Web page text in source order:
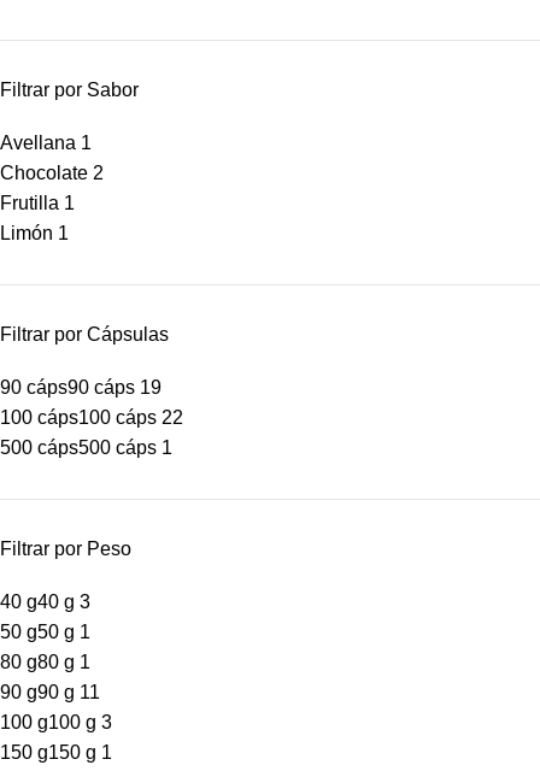
Filtrar por Sabor
Avellana 1
Chocolate 2
Frutilla 1
Limón 1
Filtrar por Cápsulas
90 cáps90 cáps 19
100 cáps100 cáps 22
500 cáps500 cáps 1
Filtrar por Peso
40 g40 g 3
50 g50 g 1
80 g80 g 1
90 g90 g 11
100 g100 g 3
150 g150 g 1